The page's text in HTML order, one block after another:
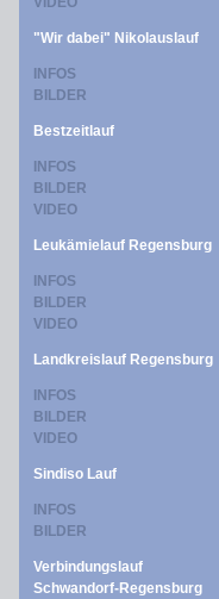
"Wir dabei" Nikolauslauf
INFOS
BILDER
Bestzeitlauf
INFOS
BILDER
VIDEO
Leukämielauf Regensburg
INFOS
BILDER
VIDEO
Landkreislauf Regensburg
INFOS
BILDER
VIDEO
Sindiso Lauf
INFOS
BILDER
Verbindungslauf
Schwandorf-Regensburg